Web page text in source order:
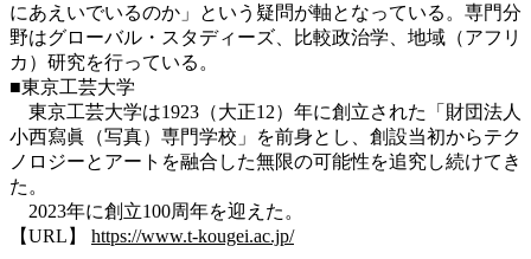
にあえいでいるのか」という疑問が軸となっている。専門分
野はグローバル・スタディーズ、比較政治学、地域（アフリ
カ）研究を行っている。
■東京工芸大学
東京工芸大学は1923（大正12）年に創立された「財団法人
小西寫眞（写真）専門学校」を前身とし、創設当初からテク
ノロジーとアートを融合した無限の可能性を追究し続けてき
た。
2023年に創立100周年を迎えた。
【URL】 https://www.t-kougei.ac.jp/